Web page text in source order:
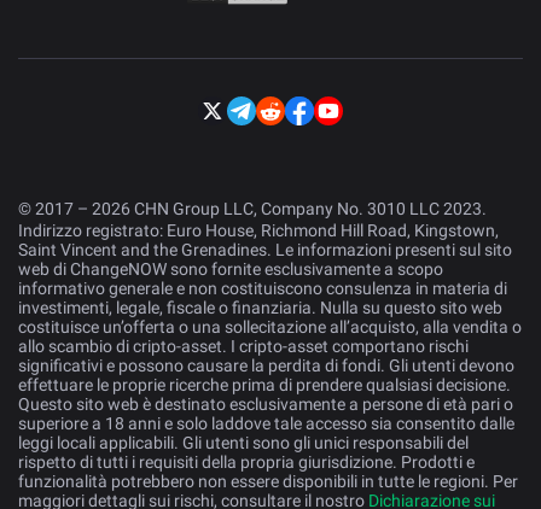
© 2017 – 2026 CHN Group LLC, Company No. 3010 LLC 2023.
Indirizzo registrato: Euro House, Richmond Hill Road, Kingstown,
Saint Vincent and the Grenadines. Le informazioni presenti sul sito
web di ChangeNOW sono fornite esclusivamente a scopo
informativo generale e non costituiscono consulenza in materia di
investimenti, legale, fiscale o finanziaria. Nulla su questo sito web
costituisce un’offerta o una sollecitazione all’acquisto, alla vendita o
allo scambio di cripto-asset. I cripto-asset comportano rischi
significativi e possono causare la perdita di fondi. Gli utenti devono
effettuare le proprie ricerche prima di prendere qualsiasi decisione.
Questo sito web è destinato esclusivamente a persone di età pari o
superiore a 18 anni e solo laddove tale accesso sia consentito dalle
leggi locali applicabili. Gli utenti sono gli unici responsabili del
rispetto di tutti i requisiti della propria giurisdizione. Prodotti e
funzionalità potrebbero non essere disponibili in tutte le regioni. Per
maggiori dettagli sui rischi, consultare il nostro Dichiarazione sui